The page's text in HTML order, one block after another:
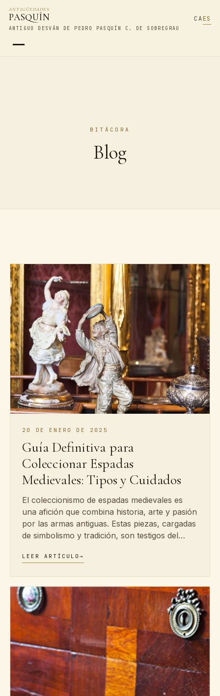
ANTIGÜEDADES
PASQUÍN
ANTIGUO DESVÁN DE PEDRO PASQUÍN C. DE SOBREGRAU
CAES
BITÁCORA
Blog
20 DE ENERO DE 2025
Guía Definitiva para
Coleccionar Espadas
Medievales: Tipos y Cuidados
El coleccionismo de espadas medievales es
una afición que combina historia, arte y pasión
por las armas antiguas. Estas piezas, cargadas
de simbolismo y tradición, son testigos del…
LEER ARTÍCULO →